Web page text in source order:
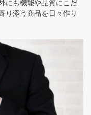
にも機能や品質にこだ
り添う商品を日々作り